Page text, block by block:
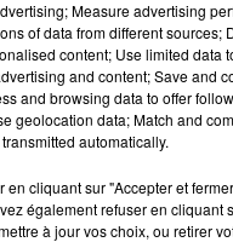
Measure advertising
of data from different
content; Use limited data
and content; Save and
and browsing data to offer
geolocation data; Match and
automatically.
en cliquant sur "Accepter et
également refuser en
à jour vos choix, ou retirer